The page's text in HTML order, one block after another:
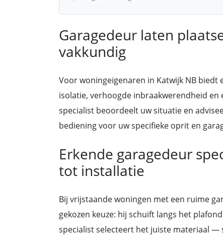
Garagedeur laten
vakkundig
Voor woningeigenaren in Katwijk NB
isolatie, verhoogde inbraakwerendheid
specialist beoordeelt uw situatie en
bediening voor uw specifieke oprit en
Erkende garagedeur
tot installatie
Bij vrijstaande woningen met een ruime
gekozen keuze: hij schuift langs het
specialist selecteert het juiste materiaal